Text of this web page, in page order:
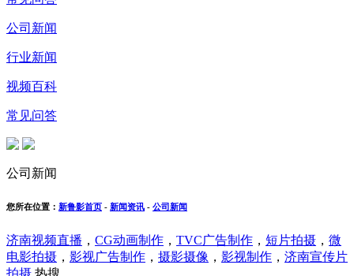
公司新闻
行业新闻
视频百科
常见问答
公司新闻
您所在位置： 新鲁影首页 - 新闻资讯 - 公司新闻
济南视频直播 ， CG动画制作 ， TVC广告制作 ， 短片拍摄 ， 微
电影拍摄 ， 影视广告制作 ， 摄影摄像 ， 影视制作 ， 济南宣传片
拍摄 热搜